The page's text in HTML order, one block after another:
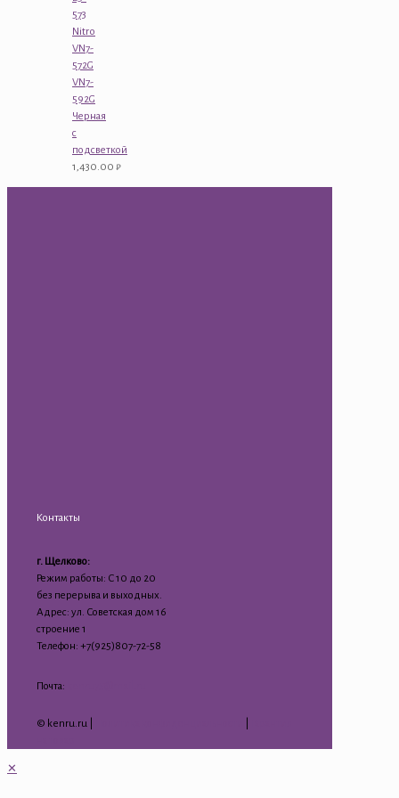
573
Nitro
VN7-
572G
VN7-
592G
Черная
с
подсветкой
1,430.00 ₽
Контакты
г. Щелково:
Режим работы: С 10 до 20
без перерыва и выходных.
Адрес: ул. Советская дом 16
строение 1
Телефон: +7(925)807-72-58
Почта:
© kenru.ru |
✕